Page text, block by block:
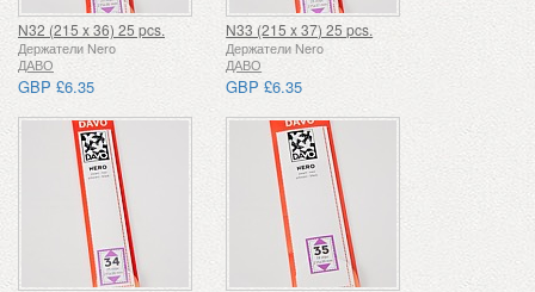
N32 (215 x 36) 25 pcs.
Держатели Nero
ДАВО
GBP £6.35
N33 (215 x 37) 25 pcs.
Держатели Nero
ДАВО
GBP £6.35